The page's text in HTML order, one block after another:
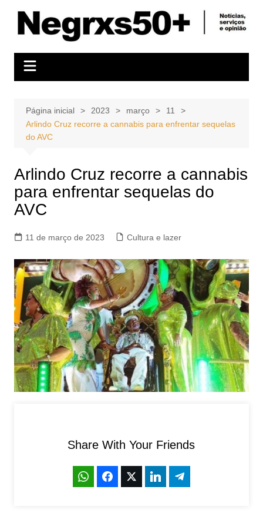
conteúdo
Página inicial 2023 março
11
Arlindo Cruz recorre a cannabis para enfrentar sequelas
do AVC
Arlindo Cruz recorre a cannabis
para enfrentar sequelas do
AVC
11 de março de 2023 Cultura e lazer
Share With Your Friends